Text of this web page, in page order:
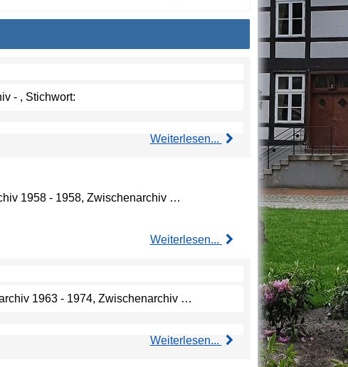
- , Stichwort:
Weiterlesen...
1958 - 1958, Zwischenarchiv …
Weiterlesen...
1963 - 1974, Zwischenarchiv …
Weiterlesen...